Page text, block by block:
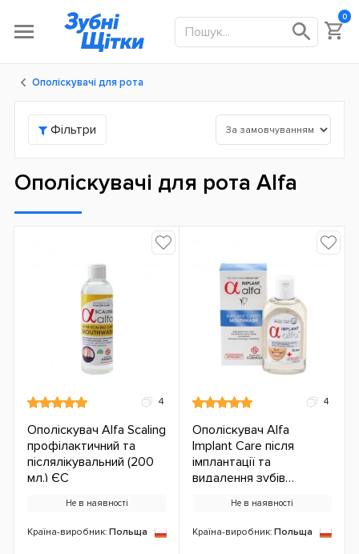
0
Ополіскувачі для рота
Фільтри
Ополіскувачі для рота Alfa
4
Ополіскувач Alfa Scaling
профілактичний та
післялікувальний (200
мл.) ЄС
Не в наявності
Країна-виробник: Польща
4
Ополіскувач Alfa
Implant Care після
імплантації та
видалення зубів
(200 мл.) ЄСНе в наявності
Країна-виробник: Польща